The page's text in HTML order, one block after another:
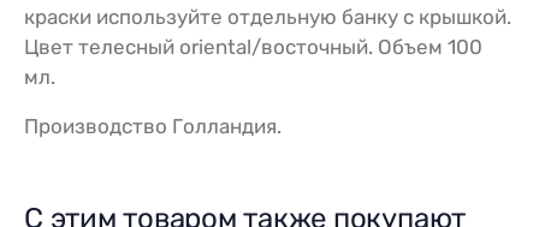
краски используйте отдельную банку с крышкой.
Цвет телесный oriental/восточный. Объем 100
мл.
Производство Голландия.
С этим товаром также покупают